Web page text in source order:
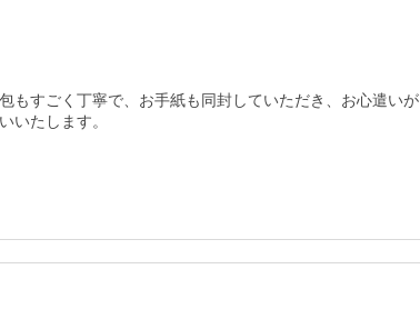
すごく丁寧で、お手紙も同封していただき、お心遣い
いたします。